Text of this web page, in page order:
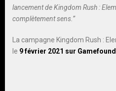
lancement de Kingdom Rush :
complètement sens.”
La campagne Kingdom Rush :
le 9 février 2021 sur